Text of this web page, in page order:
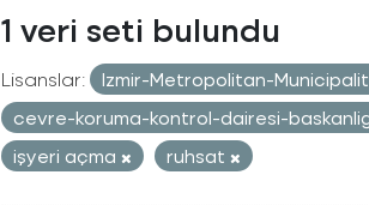
1 veri seti bulundu
Lisanslar: Izmir-Metropolitan-
cevre-koruma-kontrol-dairesi-
işyeri açma
ruhsat